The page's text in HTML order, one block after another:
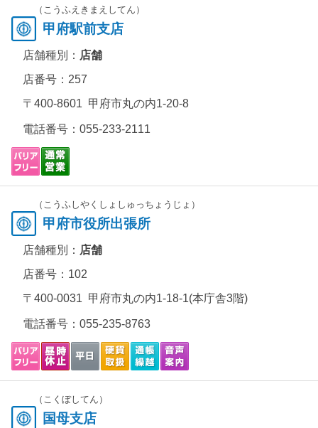
（こうふえきまえしてん）
甲府駅前支店
店舗種別： 店舗
店番号：257
〒400-8601 甲府市丸の内1-20-8
電話番号： 055-233-2111
（こうふしやくしょしゅっちょうじょ）
甲府市役所出張所
店舗種別： 店舗
店番号：102
〒400-0031 甲府市丸の内1-18-1(本庁舎3階)
電話番号： 055-235-8763
（こくぼしてん）
国母支店